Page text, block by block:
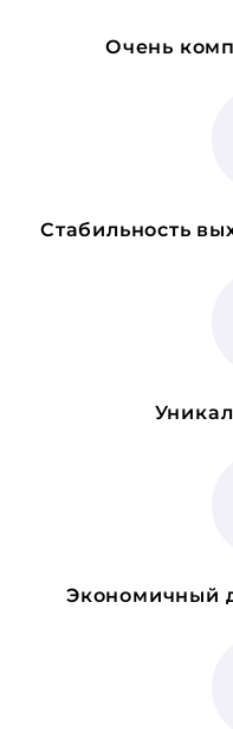
Очень
Стабильность
Экономичный